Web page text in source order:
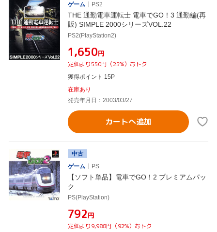
ゲーム
PS2
THE 通勤電車運転士 電車でGO！3 通勤編(再
販) SIMPLE 2000シリーズVOL.22
PS2(PlayStation2)
¥1,650円
定価より550円（25%）おトク
獲得ポイント 15P
在庫あり
発売年月日：2003/03/27
カートへ追加
中古
ゲーム
PS
【ソフト単品】電車でGO！2 プレミアムパッ
ク
PS(PlayStation)
¥792円
定価より9,988円（92%）おトク